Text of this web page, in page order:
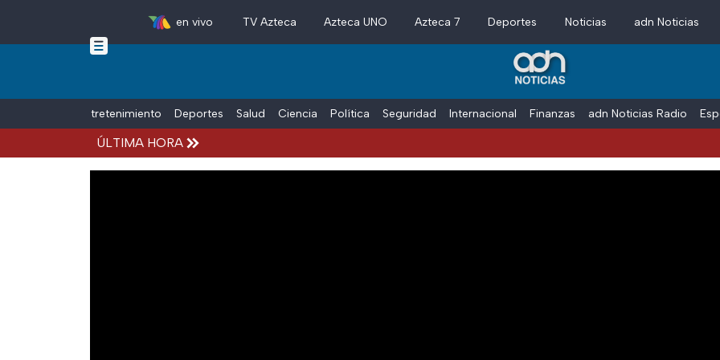
Skip to main content
en vivo TV Azteca Azteca UNO Azteca 7 Deportes Noticias adn Noticias
Entretenimiento Deportes Salud Ciencia Política Seguridad Internacional Finanzas adn Noticias Radio
ÚLTIMA HORA